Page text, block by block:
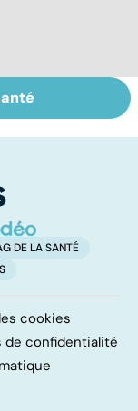
sur
DE LA SANTÉ
cookies
de confidentialité